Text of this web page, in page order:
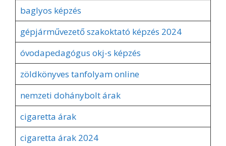
baglyos képzés
gépjárművezető szakoktató képzés 2024
óvodapedagógus okj-s képzés
zöldkönyves tanfolyam online
nemzeti dohánybolt árak
cigaretta árak
cigaretta árak 2024